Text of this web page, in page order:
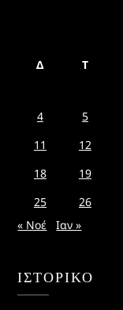
Δ Τ
4
5
11
12
18
19
25
26
« Νοέ
Ιαν »
ΙΣΤΟΡΙΚΌ